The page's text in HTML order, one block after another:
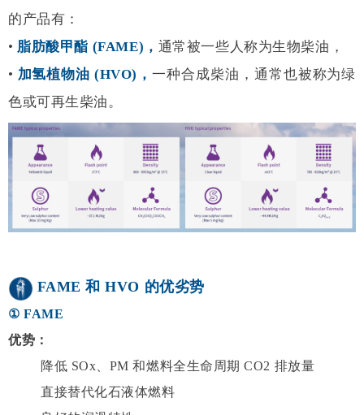
的产品有：
• 脂肪酸甲酯 (FAME)， 通常被一些人称为生物柴油，
• 加氢植物油 (HVO)，一种合成柴油，通常也被称为绿
色或可再生柴油。
FAME 和 HVO 的优劣势
① FAME
优势：
降低 SOx、PM 和燃料全生命周期 CO2 排放量
直接替代化石液体燃料